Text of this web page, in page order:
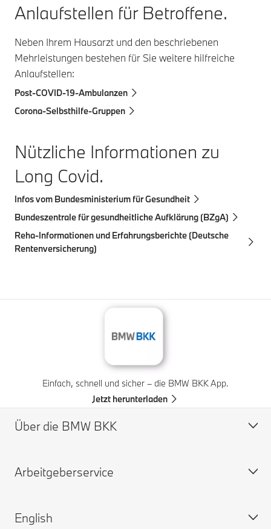
Anlaufstellen für Betroffene.
Neben Ihrem Hausarzt und den beschriebenen
Mehrleistungen bestehen für Sie weitere hilfreiche
Anlaufstellen:
Post-COVID-19-Ambulanzen
Corona-Selbsthilfe-Gruppen
Nützliche Informationen zu
Long Covid.
Infos vom Bundesministerium für Gesundheit
Bundeszentrale für gesundheitliche Aufklärung (BZgA)
Reha-Informationen und Erfahrungsberichte (Deutsche
Rentenversicherung)
Einfach, schnell und sicher – die BMW BKK App.
Jetzt herunterladen
Über die BMW BKK
Profil
Verwaltungsrat
Arbeitgeberservice
Beiträge
English